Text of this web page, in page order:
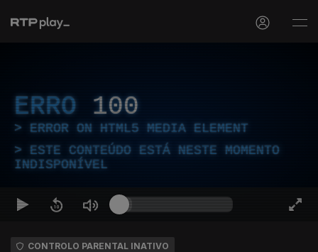
ERRO 100
ERROR ON HTML5 MEDIA ELEMENT
ESTE CONTEÚDO ESTÁ NESTE MOMENTO
INDISPONÍVEL
CONTROLO PARENTAL INATIVO